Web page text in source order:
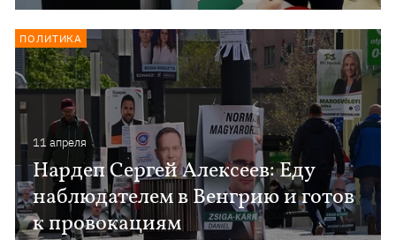
11 апреля
Нардеп Сергей Алексеев: Еду
наблюдателем в Венгрию и готов
к провокациям
ПОЛИТИКА